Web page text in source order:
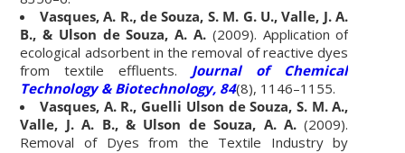
Vasques, A. R., de Souza, S. M. G. U., Valle, J. A.
B., & Ulson de Souza, A. A. (2009). Application of
ecological adsorbent in the removal of reactive dyes
from textile effluents.
Journal of Chemical
Technology & Biotechnology, 84(8), 1146–1155.
Vasques, A. R., Guelli Ulson de Souza, S. M. A.,
Valle, J. A. B., & Ulson de Souza, A. A.(2009).
Removal of Dyes from the Textile Industry by